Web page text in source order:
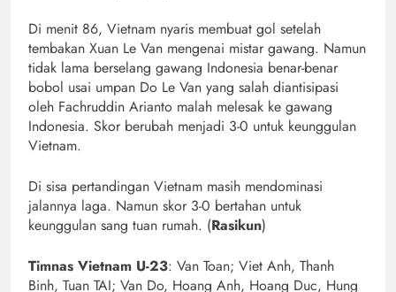
Di menit 86, Vietnam nyaris membuat gol setelah
tembakan Xuan Le Van mengenai mistar gawang. Namun
tidak lama berselang gawang Indonesia benar-benar
bobol usai umpan Do Le Van yang salah diantisipasi
oleh Fachruddin Arianto malah melesak ke gawang
Indonesia. Skor berubah menjadi 3-0 untuk keunggulan
Vietnam.
Di sisa pertandingan Vietnam masih mendominasi
jalannya laga. Namun skor 3-0 bertahan untuk
keunggulan sang tuan rumah. (Rasikun)
Timnas Vietnam U-23: Van Toan; Viet Anh, Thanh
Binh, Tuan TAI; Van Do, Hoang Anh, Hoang Duc, Hung